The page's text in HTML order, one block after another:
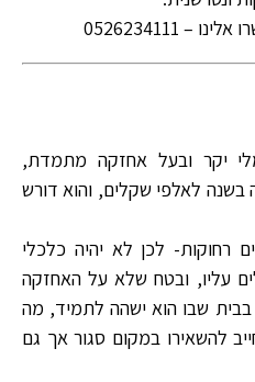
0526234111
יקר ובעל אחזקה מתמדת,
בשנה לאלפי שקלים, והוא דורש
רחוקות- לכן לא יהיה כלכלי
עליו, ובטח שלא על האחזקה
בבית שבו הוא ישהה לתמיד, מה
להשאירו במקום סגור אך גם